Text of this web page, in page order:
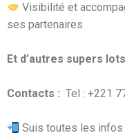
Visibilité et
ses partenaires
Et d’autres supers
Contacts : Tel : +221
Suis toutes les infos